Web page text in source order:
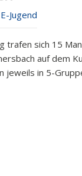
E-Jugend
trafen sich 15
auf dem
jeweils in 5-